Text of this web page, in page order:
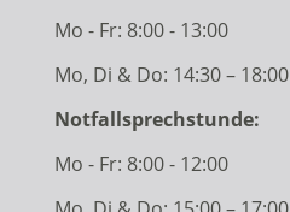
Mo - Fr: 8:00 - 13:00
Mo, Di & Do: 14:30 – 18:00
Notfallsprechstunde:
Mo - Fr: 8:00 - 12:00